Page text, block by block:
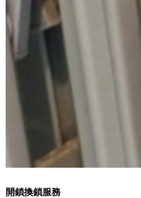
開鎖換鎖服務